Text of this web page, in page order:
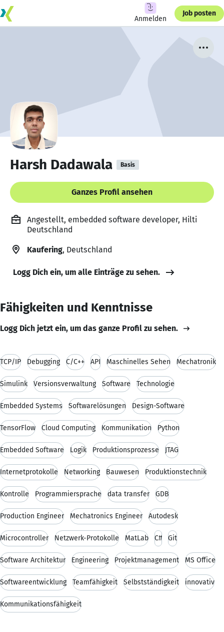
Anmelden
Job posten
Harsh Dadawala Basis
Ganzes Profil ansehen
Angestellt, embedded software developer, Hilti
Deutschland
Kaufering, Deutschland
Logg Dich ein, um alle Einträge zu sehen.
Fähigkeiten und Kenntnisse
Logg Dich jetzt ein, um das ganze Profil zu sehen.
TCP/IP Debugging C/C++ API Maschinelles Sehen Mechatronik
Simulink Versionsverwaltung Software Technologie
Embedded Systems Softwarelösungen Design-Software
TensorFlow Cloud Computing Kommunikation Python
Embedded Software Logik Produktionsprozesse JTAG
Internetprotokolle Networking Bauwesen Produktionstechnik
Kontrolle Programmiersprache data transfer GDB
Production Engineer Mechatronics Engineer Autodesk
Microcontroller Netzwerk-Protokolle MatLab C# Git
Software Architektur Engineering Projektmanagement MS Office
Softwareentwicklung Teamfähigkeit Selbstständigkeit innovativ
Kommunikationsfähigkeit